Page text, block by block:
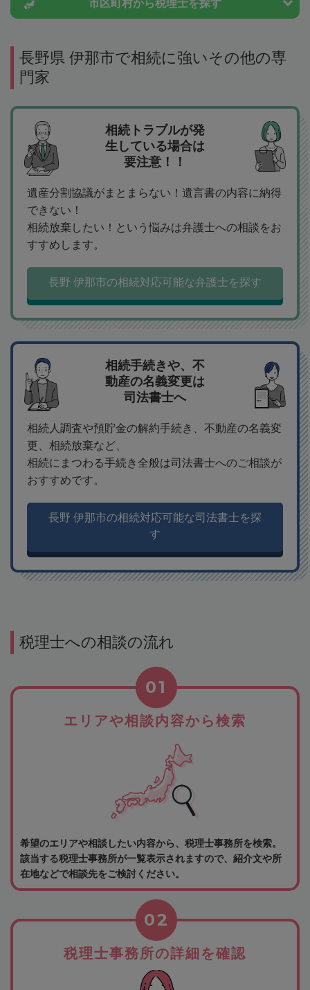
市区町村から税理士を探す
長野県 伊那市で相続に強いその他の専
門家
相続トラブルが発
生している場合は
要注意！！
遺産分割協議がまとまらない！遺言書の内容に納得
できない！
相続放棄したい！という悩みは弁護士への相談をお
すすめします。
長野 伊那市の相続対応可能な弁護士を探す
相続手続きや、不
動産の名義変更は
司法書士へ
相続人調査や預貯金の解約手続き、不動産の名義変
更、相続放棄など、
相続にまつわる手続き全般は司法書士へのご相談が
おすすめです。
長野 伊那市の相続対応可能な司法書士を探
す
税理士への相談の流れ
エリアや相談内容から検索
01
希望のエリアや相談したい内容から、税理士事務所を検索。
該当する税理士事務所が一覧表示されますので、紹介文や所
在地などで相談先をご検討ください。
税理士事務所の詳細を確認
02